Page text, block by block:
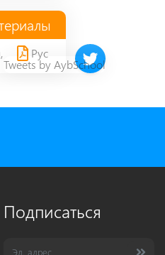
Рус Twitter timeline
Tweets by AybSchool
Подписаться